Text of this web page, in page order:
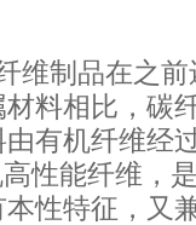
维制品在之前
料相比，碳
由有机纤维经
性能纤维，
性特征，又